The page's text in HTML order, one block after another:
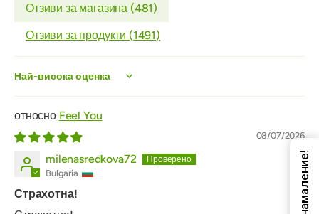
Отзиви за магазина (481)
Отзиви за продукти (1491)
Sort by
Feel You
08/07/2026
milenasredkova72
Bulgaria
Страхотна!